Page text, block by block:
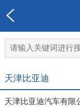
天津比亚迪
天津比亚迪汽车有限